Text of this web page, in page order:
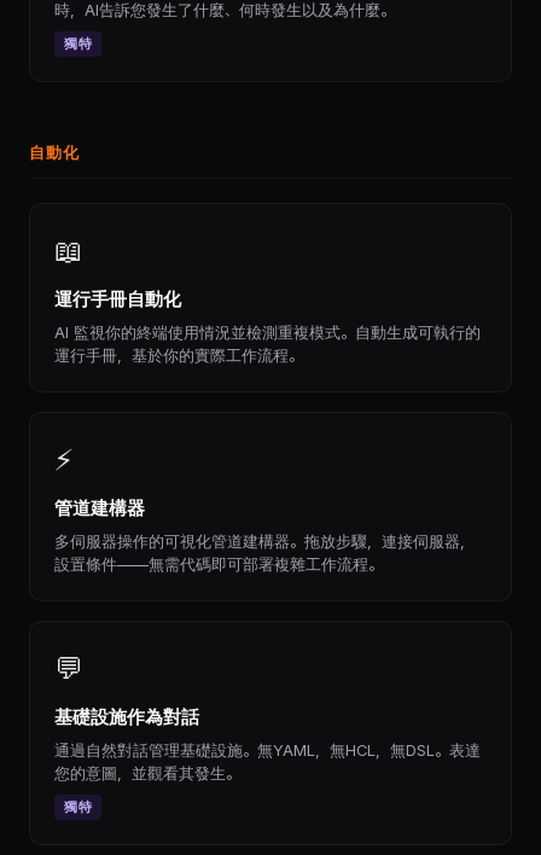
時，AI告訴您發生了什麼、何時發生以及為什麼。
獨特
自動化
📖
運行手冊自動化
AI 監視你的終端使用情況並檢測重複模式。自動生成可執行的
運行手冊，基於你的實際工作流程。
⚡
管道建構器
多伺服器操作的可視化管道建構器。拖放步驟，連接伺服器，
設置條件——無需代碼即可部署複雜工作流程。
💬
基礎設施作為對話
通過自然對話管理基礎設施。無YAML，無HCL，無DSL。表達
您的意圖，並觀看其發生。
獨特